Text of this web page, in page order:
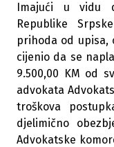
Imajući u vidu
Republike
prihoda od upisa,
cijenio da se
9.500,00 KM od
advokata
troškova
djelimično
Advokatske